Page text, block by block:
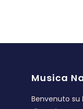
Musica
Benvenuto su